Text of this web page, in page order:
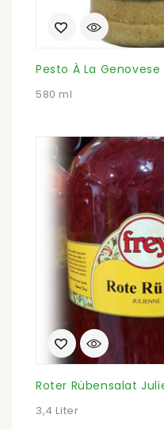
Pesto À La
580 ml
Roter Rübensalat
3,4 Liter